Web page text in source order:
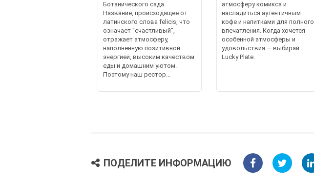
Ботанического сада.
Название, происходящее от
латинского слова felicis, что
означает "счастливый",
отражает атмосферу,
наполненную позитивной
энергией, высоким качеством
еды и домашним уютом.
Поэтому наш рестор...
атмосферу комикса и
насладиться аутентичным
кофе и напитками для полного
впечатления. Когда хочется
особенной атмосферы и
удовольствия — выбирай
Lucky Plate.
ПОДЕЛИТЕ ИНФОРМАЦИЮ